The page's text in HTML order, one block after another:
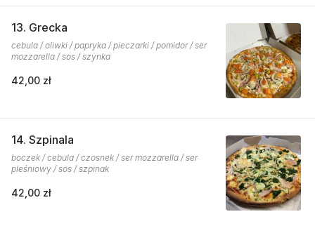
13. Grecka
cebula / oliwki / papryka / pieczarki / pomidor / ser
mozzarella / sos / szynka
42,00 zł
14. Szpinala
boczek / cebula / czosnek / ser mozzarella / ser
pleśniowy / sos / szpinak
42,00 zł